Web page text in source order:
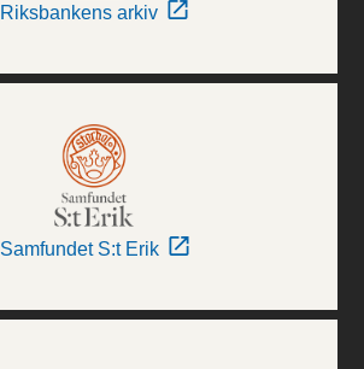
Riksbankens arkiv
Samfundet S:t Erik